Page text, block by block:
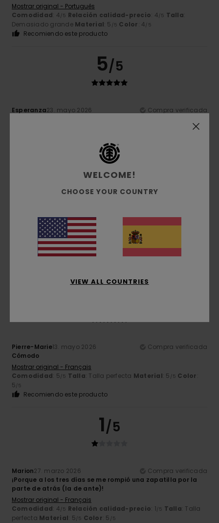
Mostrar original - Português
Comodidad: 4/5 Relación calidad-precio: 4/5 Talla:
Demasiado grande Material: 5 /5 Color: 4/5
Recomiendo este producto
5/5
Esperanza23. mayo 2026
Compra verificada
: Talla
Recomiendo este producto
5/5
16. mayo 2026
Todo genial
Mostrar original - Deutsch
Comodidad: 4/5 Relación calidad-precio
Pierre-Marie13. mayo 2026
Compra verificada
Cómodo
Mostrar original - Français
Comodidad: 5/5 Talla: Talla perfecta Material: 5 /5 Color:
5/5
Recomiendo este producto
1/5
Marion27. marzo 2026
Compra verificada
¡Porque a los tres días se me rompió una zapatilla por la
parte de atrás (la de ante)!
Mostrar original - Français
Comodidad: 4/5 Relación calidad-precio: 1/5 Talla: Talla
perfecta Material: 5/5 Color: 5 /5
WELCOME!
CHOOSE YOUR COUNTRY
VIEW ALL COUNTRIES